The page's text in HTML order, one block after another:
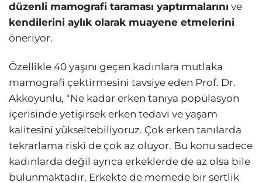
düzenli mamografi taraması yaptırmalarını ve
kendilerini aylık olarak muayene etmelerini
öneriyor.
Özellikle 40 yaşını geçen kadınlara mutlaka
mamografi çektirmesini tavsiye eden Prof. Dr.
Akkoyunlu, “Ne kadar erken tanıya popülasyon
içerisinde yetişirsek erken tedavi ve yaşam
kalitesini yükseltebiliyoruz. Çok erken tanılarda
tekrarlama riski de çok az oluyor. Bu konu sadece
kadınlarda değil ayrıca erkeklerde de az olsa bile
bulunmaktadır. Erkekte de memede bir sertlik